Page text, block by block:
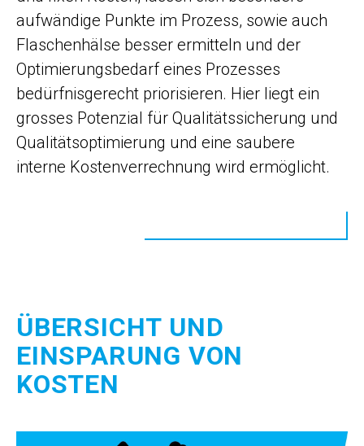
aufwändige Punkte im Prozess, sowie auch
Flaschenhälse besser ermitteln und der
Optimierungsbedarf eines Prozesses
bedürfnisgerecht priorisieren. Hier liegt ein
grosses Potenzial für Qualitätssicherung und
Qualitätsoptimierung und eine saubere
interne Kostenverrechnung wird ermöglicht.
ÜBERSICHT UND
EINSPARUNG VON
KOSTEN